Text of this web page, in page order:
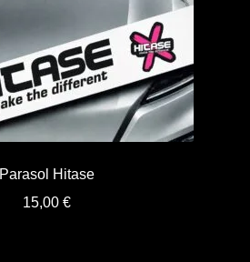
Parasol Hitase
15,00 €